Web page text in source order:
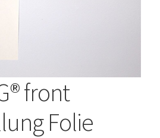
Folien
front
Folie